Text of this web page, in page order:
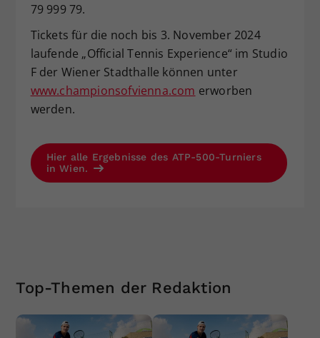
79 999 79.
Tickets für die noch bis 3. November 2024
laufende „Official Tennis Experience“ im Studio
F der Wiener Stadthalle können unter
www.championsofvienna.com erworben
werden.
Hier alle Ergebnisse des ATP-500-Turniers
in Wien.
Top-Themen der Redaktion